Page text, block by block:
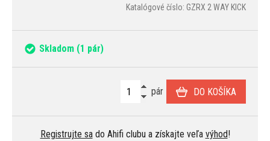
Katalógové číslo: GZRX 2 WAY KICK
Skladom (1 pár)
pár DO KOŠÍKA
Registrujte sado Ahifi clubu a získajte veľa výhod!